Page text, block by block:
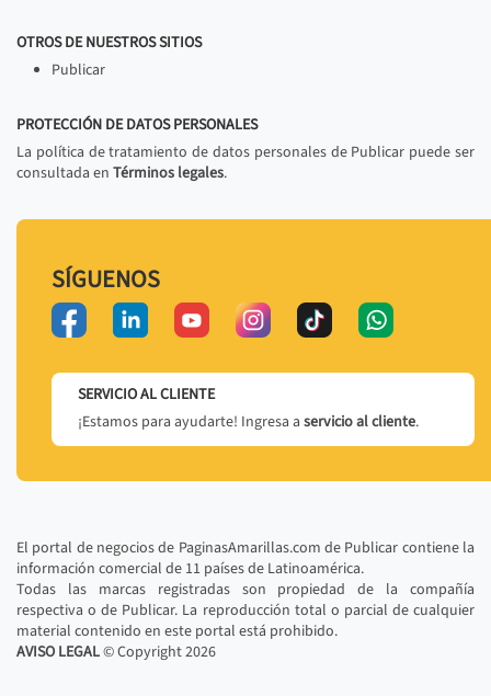
OTROS DE NUESTROS SITIOS
Publicar
PROTECCIÓN DE DATOS PERSONALES
La política de tratamiento de datos personales de Publicar puede ser
consultada en Términos legales.
SÍGUENOS
SERVICIO AL CLIENTE
¡Estamos para ayudarte! Ingresa a servicio al cliente.
El portal de negocios de PaginasAmarillas.com de Publicar contiene la
información comercial de 11 países de Latinoamérica.
Todas las marcas registradas son propiedad de la compañía
respectiva o de Publicar. La reproducción total o parcial de cualquier
material contenido en este portal está prohibido.
AVISO LEGAL© Copyright2026